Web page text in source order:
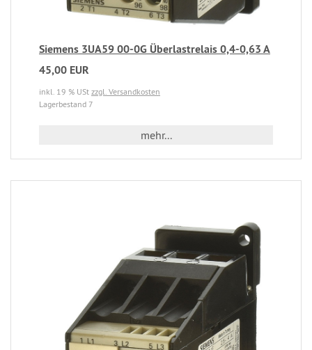
Siemens 3UA59 00-0G Überlastrelais 0,4-0,63 A
45,00 EUR
inkl. 19 % USt zzgl. Versandkosten
Lagerbestand 7
mehr...